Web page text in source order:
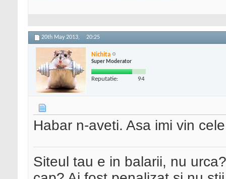
20th May 2013, 20:25
Nichita
Super Moderator
Reputatie: 94
Habar n-aveti. Asa imi vin
Siteul tau e in balarii, nu